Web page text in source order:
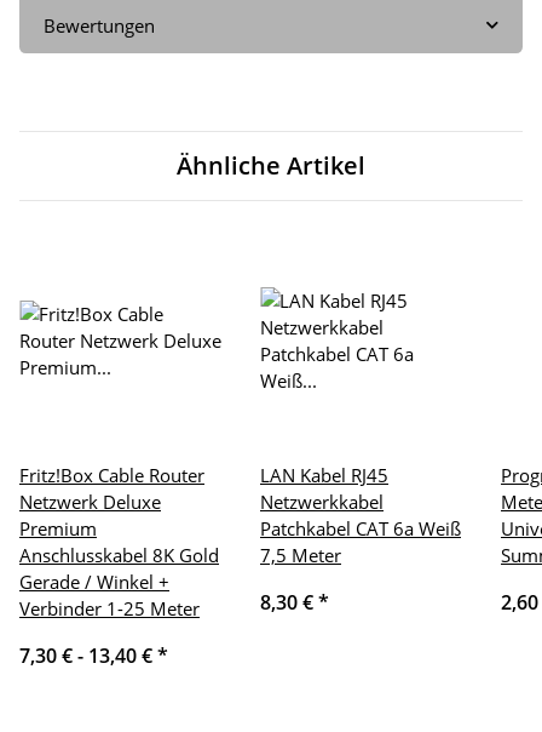
Bewertungen
Ähnliche Artikel
Fritz!Box Cable Router
Netzwerk Deluxe
Premium
Anschlusskabel 8K Gold
Gerade / Winkel +
Verbinder 1-25 Meter
7,30 € - 13,40 €*
LAN Kabel RJ45
Netzwerkkabel
Patchkabel CAT 6a Weiß
7,5 Meter
8,30 €*